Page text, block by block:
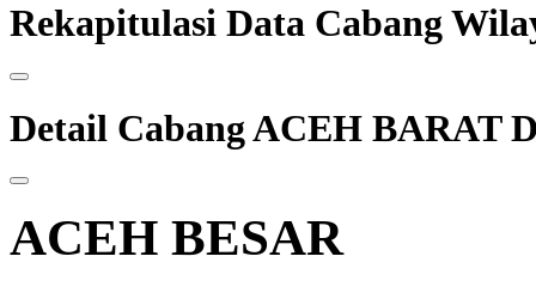
Rekapitulasi Data Cabang
Detail Cabang ACEH BARAT
ACEH BESAR